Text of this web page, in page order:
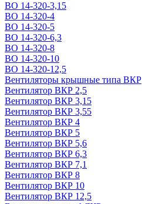
ВО 14-320-3,15
ВО 14-320-4
ВО 14-320-5
ВО 14-320-6,3
ВО 14-320-8
ВО 14-320-10
ВО 14-320-12,5
Вентиляторы крышные типа ВКР
Вентилятор ВКР 2,5
Вентилятор ВКР 3,15
Вентилятор ВКР 3,55
Вентилятор ВКР 4
Вентилятор ВКР 5
Вентилятор ВКР 5,6
Вентилятор ВКР 6,3
Вентилятор ВКР 7,1
Вентилятор ВКР 8
Вентилятор ВКР 10
Вентилятор ВКР 12,5